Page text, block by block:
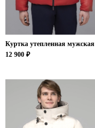
Куртка утепленная мужская
12 900 ₽